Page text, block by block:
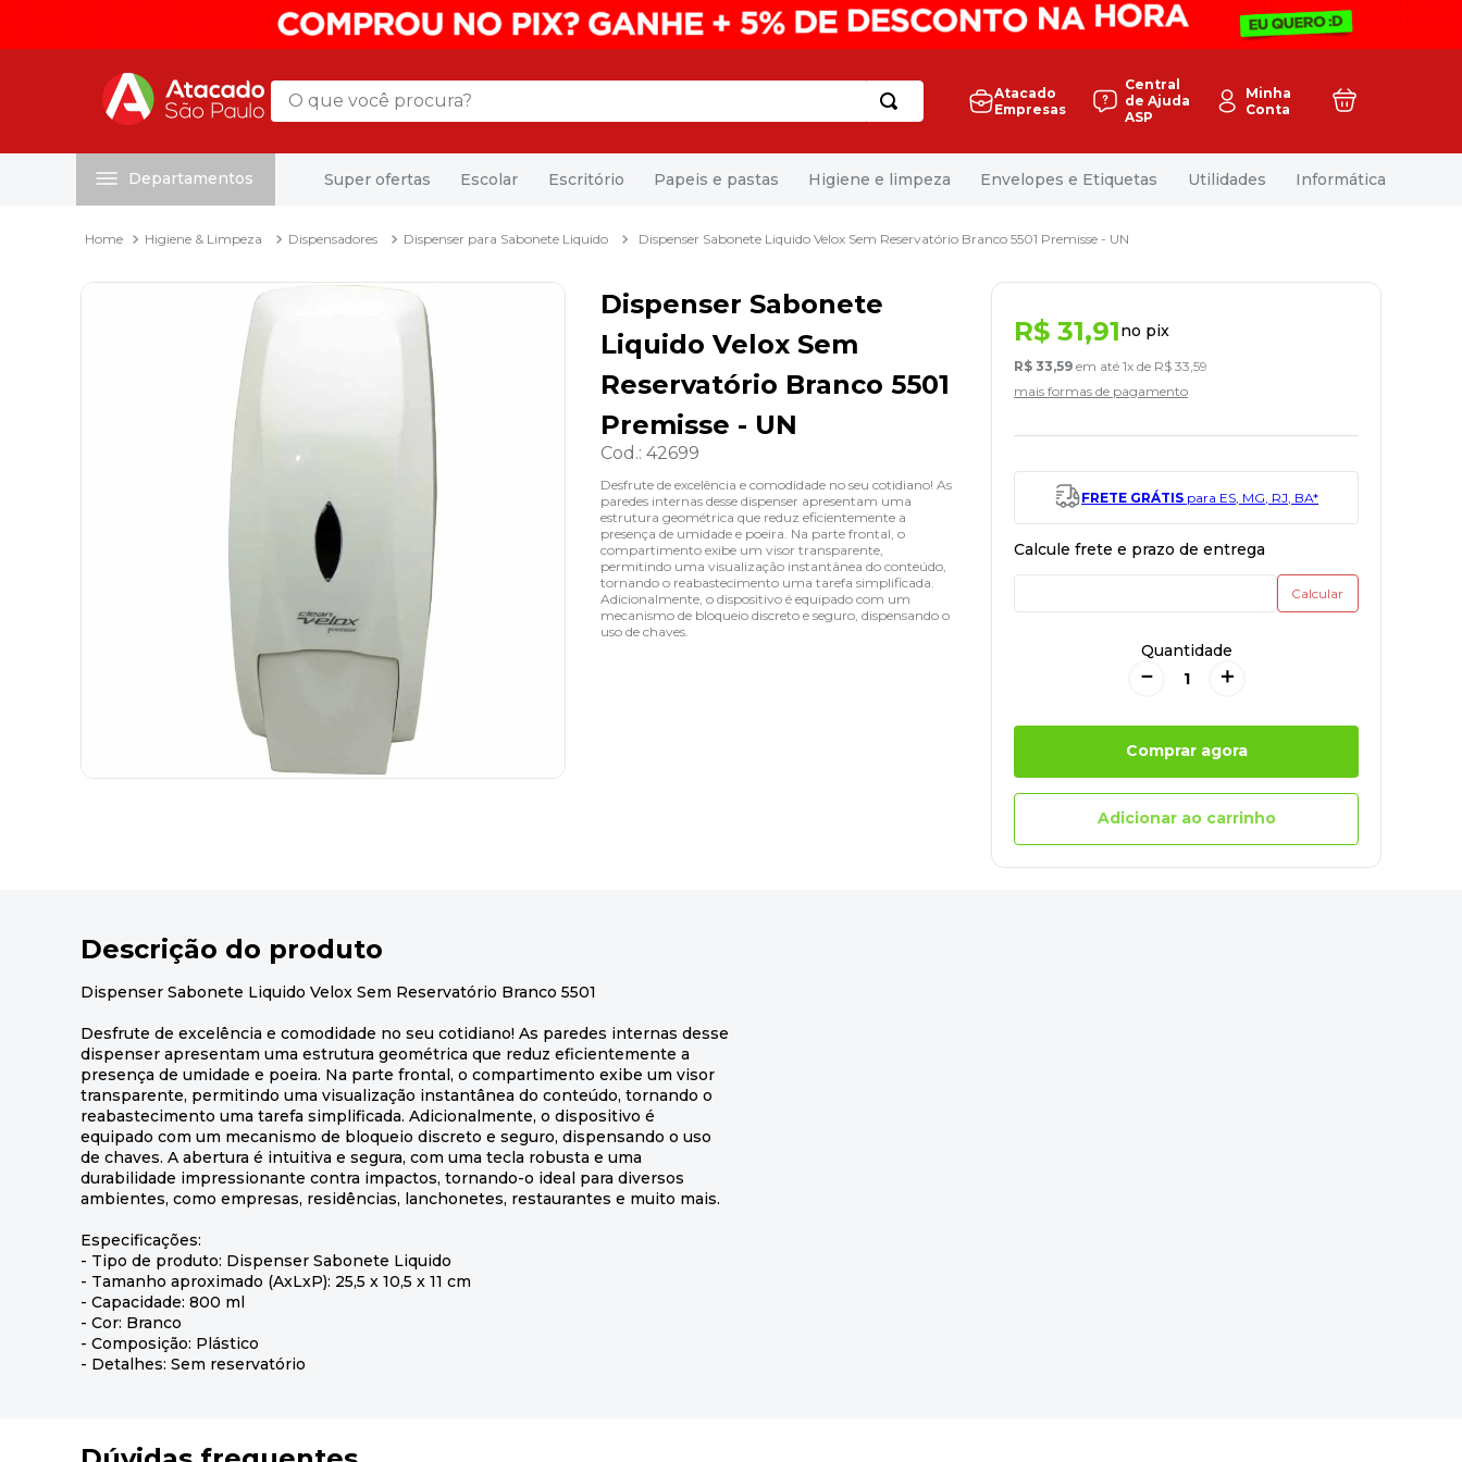
O que você procura?
Atacado
Empresas
Central
de Ajuda
ASP
Minha
Conta
Departamentos Super ofertas Escolar Escritório Papeis e pastas Higiene e limpeza Envelopes e Etiquetas Utilidades Informática
Higiene & Limpeza Dispensadores Dispenser para Sabonete Liquido Dispenser Sabonete Liquido Velox Sem Reservatório Branco 5501 Premisse - UN
Dispenser Sabonete
Liquido Velox Sem
Reservatório Branco 5501
Premisse - UN
Cod.:42699
Desfrute de excelência e comodidade no seu cotidiano! As
paredes internas desse dispenser apresentam uma
estrutura geométrica que reduz eficientemente a
presença de umidade e poeira. Na parte frontal, o
compartimento exibe um visor transparente,
permitindo uma visualização instantânea do conteúdo,
tornando o reabastecimento uma tarefa simplificada.
Adicionalmente, o dispositivo é equipado com um
mecanismo de bloqueio discreto e seguro, dispensando o
uso de chaves.
R$ 31,91no pix
R$ 33,59 em até1x de R$ 33 ,59
mais formas de pagamento
FRETE GRÁTIS para ES, MG, RJ, BA*
Quantidade
＋
－
Comprar agora
Adicionar ao carrinho
Descrição do produto
Dispenser Sabonete Liquido Velox Sem Reservatório Branco 5501
Desfrute de excelência e comodidade no seu cotidiano! As paredes internas desse
dispenser apresentam uma estrutura geométrica que reduz eficientemente a
presença de umidade e poeira. Na parte frontal, o compartimento exibe um visor
transparente, permitindo uma visualização instantânea do conteúdo, tornando o
reabastecimento uma tarefa simplificada. Adicionalmente, o dispositivo é
equipado com um mecanismo de bloqueio discreto e seguro, dispensando o uso
de chaves. A abertura é intuitiva e segura, com uma tecla robusta e uma
durabilidade impressionante contra impactos, tornando-o ideal para diversos
ambientes, como empresas, residências, lanchonetes, restaurantes e muito mais.
Especificações:
- Tipo de produto: Dispenser Sabonete Liquido
- Tamanho aproximado (AxLxP): 25,5 x 10,5 x 11 cm
- Capacidade: 800 ml
- Cor: Branco
- Composição: Plástico
- Detalhes: Sem reservatório
papel toalha